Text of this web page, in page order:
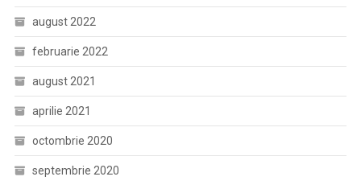
august 2022
februarie 2022
august 2021
aprilie 2021
octombrie 2020
septembrie 2020